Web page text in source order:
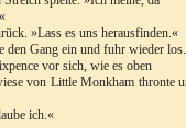
»Lass es uns herausfinden.«
den Gang ein und fuhr wieder
vor sich, wie es oben
von Little Monkham thronte
ich.«